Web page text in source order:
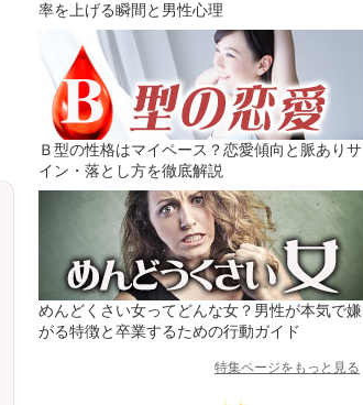
率を上げる瞬間と男性心理
Ｂ型の性格はマイペース？恋愛傾向と脈ありサ
イン・落とし方を徹底解説
めんどくさい女ってどんな女？男性が本気で嫌
がる特徴と卒業するための行動ガイド
特集ページをもっと見る